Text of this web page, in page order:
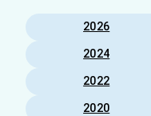
2026
2024
2022
2020